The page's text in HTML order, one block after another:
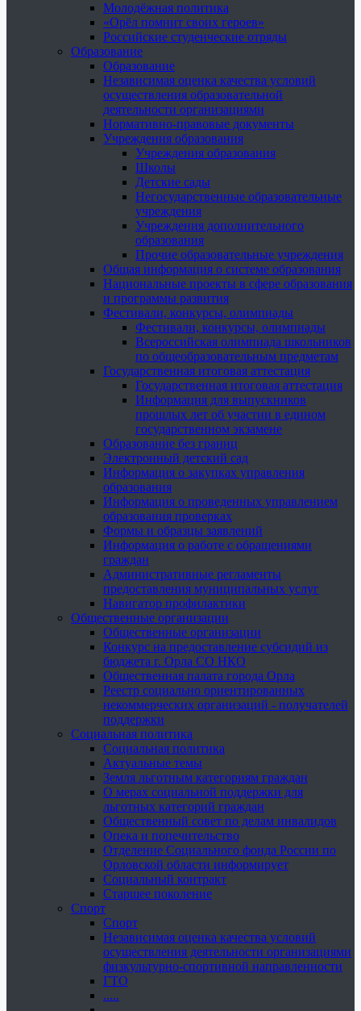
Молодёжная политика
«Орёл помнит своих героев»
Российские студенческие отряды
Образование
Образование
Независимая оценка качества условий
осуществления образовательной
деятельности организациями
Нормативно-правовые документы
Учреждения образования
Учреждения образования
Школы
Детские сады
Негосударственные образовательные
учреждения
Учреждения дополнительного
образования
Прочие образовательные учреждения
Общая информация о системе образования
Национальные проекты в сфере образования
и программы развития
Фестивали, конкурсы, олимпиады
Фестивали, конкурсы, олимпиады
Всероссийская олимпиада школьников
по общеобразовательным предметам
Государственная итоговая аттестация
Государственная итоговая аттестация
Информация для выпускников
прошлых лет об участии в едином
государственном экзамене
Образование без границ
Электронный детский сад
Информация о закупках управления
образования
Информация о проведенных управлением
образования проверках
Формы и образцы заявлений
Информация о работе с обращениями
граждан
Административные регламенты
предоставления муниципальных услуг
Навигатор профилактики
Общественные организации
Общественные организации
Конкурс на предоставление субсидий из
бюджета г. Орла СО НКО
Общественная палата города Орла
Реестр социально ориентированных
некоммерческих организаций - получателей
поддержки
Социальная политика
Социальная политика
Актуальные темы
Земля льготным категориям граждан
О мерах социальной поддержки для
льготных категорий граждан
Общественный совет по делам инвалидов
Опека и попечительство
Отделение Социального фонда России по
Орловской области информирует
Социальный контракт
Старшее поколение
Спорт
Спорт
Независимая оценка качества условий
осуществления деятельности организациями
физкультурно-спортивной направленности
ГТО
.....